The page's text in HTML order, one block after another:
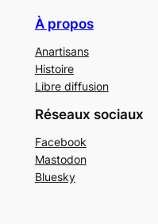
À propos
Anartisans
Histoire
Libre diffusion
Réseaux sociaux
Facebook
Mastodon
Bluesky